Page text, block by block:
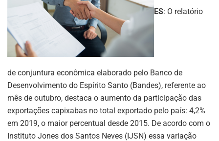
ES: O relatório
de conjuntura econômica elaborado pelo Banco de
Desenvolvimento do Espírito Santo (Bandes), referente ao
mês de outubro, destaca o aumento da participação das
exportações capixabas no total exportado pelo país: 4,2%
em 2019, o maior percentual desde 2015. De acordo com o
Instituto Jones dos Santos Neves (IJSN) essa variação